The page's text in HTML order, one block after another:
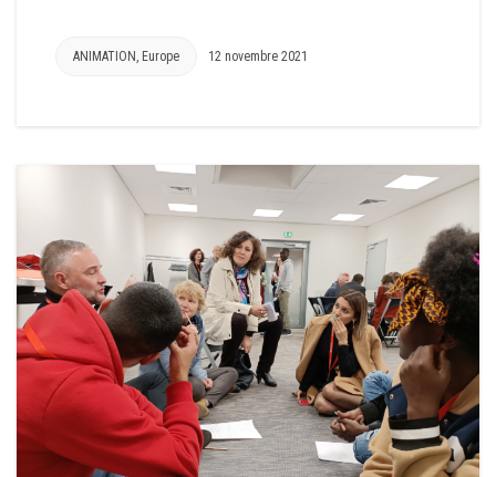
ANIMATION Europe 12 novembre 2021